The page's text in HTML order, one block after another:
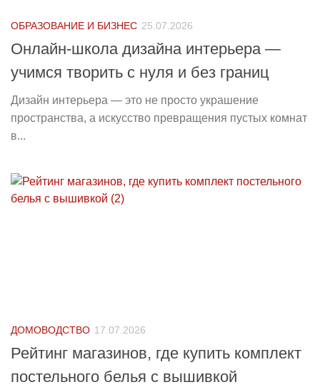
ОБРАЗОВАНИЕ И БИЗНЕС 25.07.2026
Онлайн-школа дизайна интерьера —
учимся творить с нуля и без границ
Дизайн интерьера — это не просто украшение
пространства, а искусство превращения пустых комнат
в...
ДОМОВОДСТВО 17.07.2026
Рейтинг магазинов, где купить комплект
постельного белья с вышивкой